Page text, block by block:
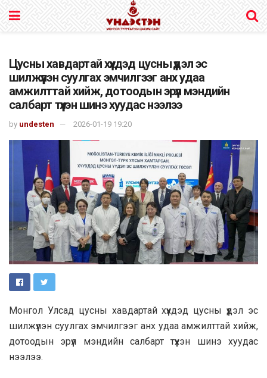
Цусны хавдартай хүүхдэд цусны үүдэл эс
шилжүүлэн суулгах эмчилгээг анх удаа
амжилттай хийж, дотоодын эрүүл мэндийн
салбарт түүхэн шинэ хуудас нээлээ
by undesten 2026-01-19 19:20
Монгол Улсад цусны хавдартай хүүхдэд цусны үүдэл эс
шилжүүлэн суулгах эмчилгээг анх удаа амжилттай хийж,
дотоодын эрүүл мэндийн салбарт түүхэн шинэ хуудас
нээлээ.